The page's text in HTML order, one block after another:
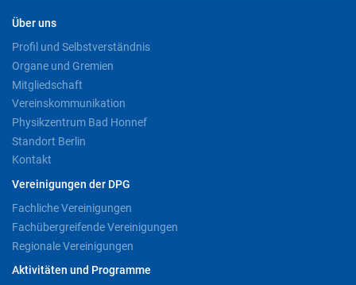
Über uns
Profil und Selbstverständnis
Organe und Gremien
Mitgliedschaft
Vereinskommunikation
Physikzentrum Bad Honnef
Standort Berlin
Kontakt
Vereinigungen der DPG
Fachliche Vereinigungen
Fachübergreifende Vereinigungen
Regionale Vereinigungen
Aktivitäten und Programme